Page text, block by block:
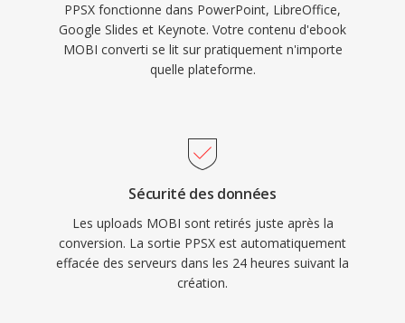
PPSX fonctionne dans PowerPoint, LibreOffice,
Google Slides et Keynote. Votre contenu d'ebook
MOBI converti se lit sur pratiquement n'importe
quelle plateforme.
Sécurité des données
Les uploads MOBI sont retirés juste après la
conversion. La sortie PPSX est automatiquement
effacée des serveurs dans les 24 heures suivant la
création.